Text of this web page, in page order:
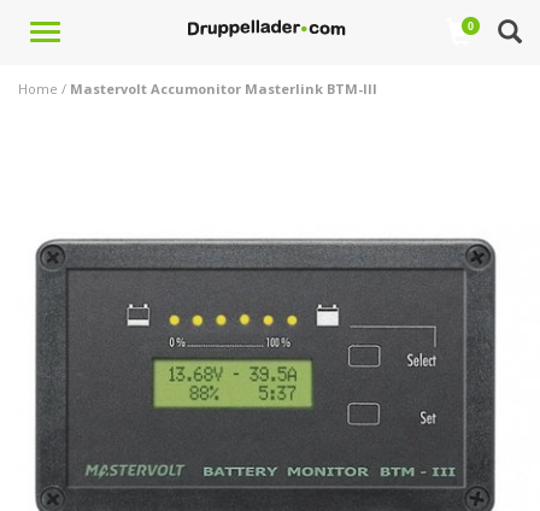
Toggle
0
Home / Mastervolt Accumonitor Masterlink BTM-III